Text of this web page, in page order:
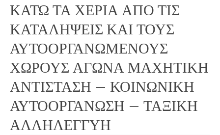
ΚΑΤΩ ΤΑ ΧΕΡΙΑ ΑΠΟ ΤΙΣ
ΚΑΤΑΛΗΨΕΙΣ ΚΑΙ ΤΟΥΣ
ΑΥΤΟΟΡΓΑΝΩΜΕΝΟΥΣ
ΧΩΡΟΥΣ ΑΓΩΝΑ ΜΑΧΗΤΙΚΗ
ΑΝΤΙΣΤΑΣΗ – ΚΟΙΝΩΝΙΚΗ
ΑΥΤΟΟΡΓΑΝΩΣΗ – ΤΑΞΙΚΗ
ΑΛΛΗΛΕΓΓΥΗ